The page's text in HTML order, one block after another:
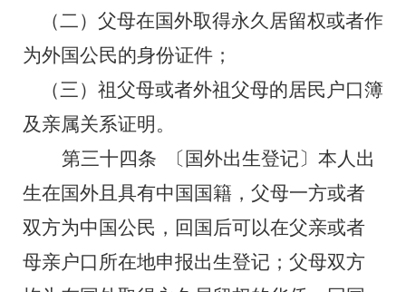
（二）父母在国外取得永久居留权或者作
为外国公民的身份证件；
（三）祖父母或者外祖父母的居民户口簿
及亲属关系证明。
第三十四条
〔国外出生登记〕 本人出
生在国外且具有中国国籍，父母一方或者
双方为中国公民，回国后可以在父亲或者
母亲户口所在地申报出生登记；父母双方